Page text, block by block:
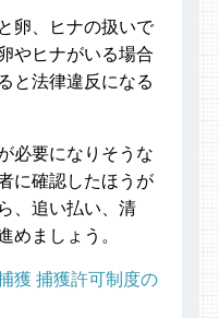
卵、ヒナの扱いで
やヒナがいる場合
と法律違反になる
必要になりそうな
に確認したほうが
、追い払い、清
めましょう。
獲 捕獲許可制度の